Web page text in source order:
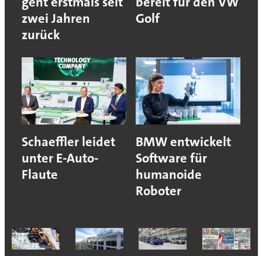
zwei Jahren
zurück
Golf
Schaeffler leidet
unter E-Auto-
Flaute
BMW entwickelt
Software für
humanoide
Roboter